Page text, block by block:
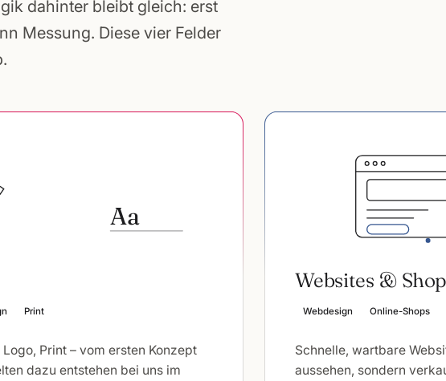
dahinter bleibt gleich: erst
Messung. Diese vier Felder
Aa
Print
Print – vom ersten Konzept
dazu entstehen bei uns im
Websites &
Webdesign Online-Shops
Schnelle, wartbare
aussehen, sondern